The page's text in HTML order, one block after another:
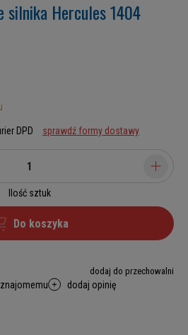
silnika Hercules 1404
DPD sprawdź formy dostawy
Ilość sztuk
Do koszyka
dodaj do przechowalni
dodaj opinię